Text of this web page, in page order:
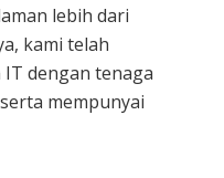
lebih dari
kami telah
dengan tenaga
mempunyai